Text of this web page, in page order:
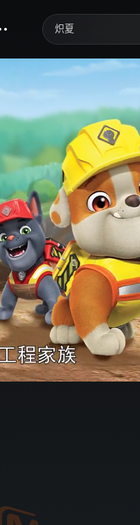
炽夏
歌手2026
中餐厅·南洋拾光季
快乐老家
忙忙碌碌寻宝藏2
妻子的浪漫旅行
我们的宿舍·归心季
克制升温
爸爸当家 第五季
你好，星期六